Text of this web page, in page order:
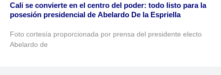
Cali se convierte en el centro del poder: todo listo para la
posesión presidencial de Abelardo De la Espriella
Foto cortesía proporcionada por prensa del presidente electo
Abelardo de